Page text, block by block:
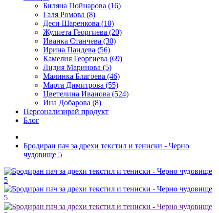
Биляна Пойнарова (16)
Галя Ромова (8)
Деси Шаренкова (10)
Жулиета Георгиева (20)
Иванка Станчева (30)
Ирина Пандева (56)
Камелия Георгиева (69)
Лидия Маринова (5)
Малинка Благоева (46)
Марта Димитрова (55)
Цветелина Иванова (524)
Ина Добарова (8)
Персонализирай продукт
Блог
Бродиран пач за дрехи текстил и тениски - Черно
чудовище 5